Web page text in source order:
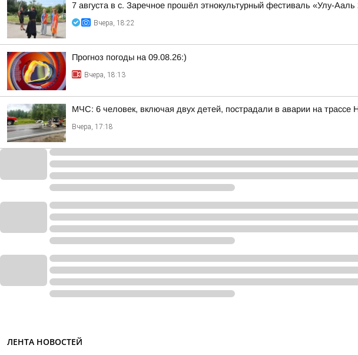
7 августа в с. Заречное прошёл этнокультурный фестиваль «Улу-
Вчера, 18:22
Прогноз погоды на 09.08.26:)
Вчера, 18:13
МЧС: 6 человек, включая двух детей, пострадали в аварии на трассе
Вчера, 17:18
ЛЕНТА НОВОСТЕЙ